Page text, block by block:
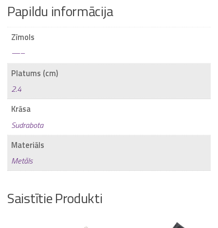
Papildu informācija
Zīmols
—–
Platums (cm)
2.4
Krāsa
Sudrabota
Materiāls
Metāls
Saistītie Produkti